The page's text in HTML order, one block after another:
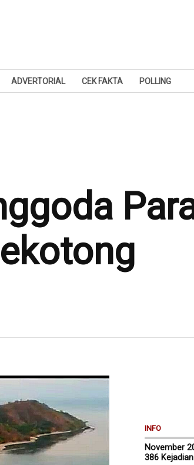
ADVERTORIAL CEK FAKTA POLLING
INFO
November
386 Kejadian